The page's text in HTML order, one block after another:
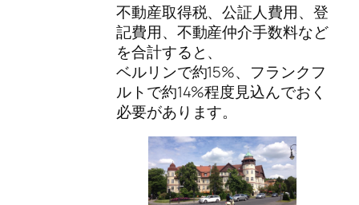
不動産取得税、公証人費用、登
記費用、不動産仲介手数料など
を合計すると、
ベルリンで約15%、フランクフ
ルトで約14%程度見込んでおく
必要があります。